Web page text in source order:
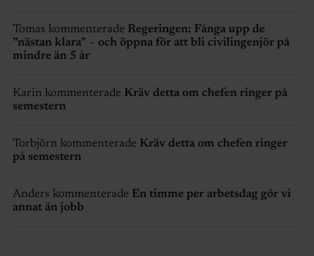
Tomas kommenterade Regeringen: Fånga upp de
”nästan klara” – och öppna för att bli civilingenjör på
mindre än 5 år
Karin kommenterade Kräv detta om chefen ringer på
semestern
Torbjörn kommenterade Kräv detta om chefen ringer
på semestern
Anders kommenterade En timme per arbetsdag gör vi
annat än jobb